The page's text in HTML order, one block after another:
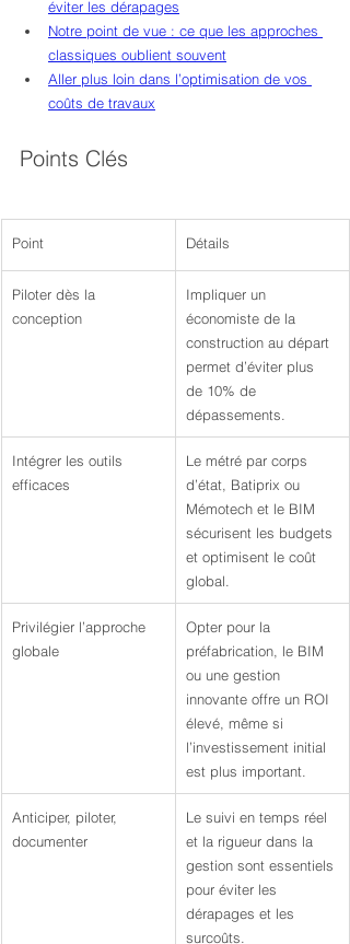
éviter les dérapages
Notre point de vue : ce que les approches
classiques oublient souvent
Aller plus loin dans l’optimisation de vos
coûts de travaux
Points Clés
Point Détails
Piloter dès la
conception
Impliquer un
économiste de la
construction au départ
permet d’éviter plus
de 10% de
dépassements.
Intégrer les outils
efficaces
Le métré par corps
d’état, Batiprix ou
Mémotech et le BIM
sécurisent les budgets
et optimisent le coût
global.
Privilégier l’approche
globale
Opter pour la
préfabrication, le BIM
ou une gestion
innovante offre un ROI
élevé, même si
l’investissement initial
est plus important.
Anticiper, piloter,
documenter
Le suivi en temps réel
et la rigueur dans la
gestion sont essentiels
pour éviter les
dérapages et les
surcoûts.